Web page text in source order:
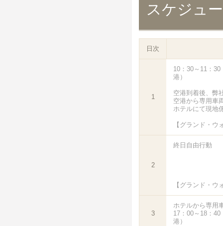
スケジュ
日次
1
10：30～11：
港）
空港到着後、弊
空港から専用車
ホテルにて現地
【グランド・ウ
2
終日自由行動
【グランド・ウ
3
ホテルから専用
17：00～18：
港）